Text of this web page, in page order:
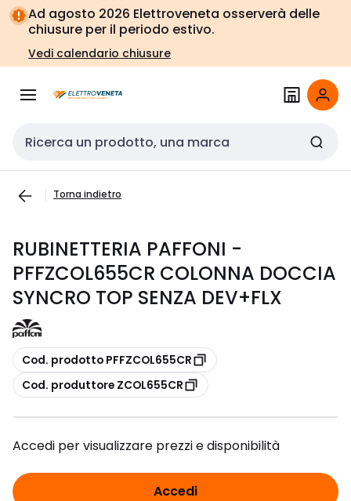
Vai alla
navigazione
Vai
alla
pagina
Ad agosto 2026 Elettroveneta osserverà delle
chiusure per il periodo estivo.
Vedi calendario chiusure
Cerca input
Torna indietro
RUBINETTERIA PAFFONI -
PFFZCOL655CR COLONNA DOCCIA
SYNCRO TOP SENZA DEV+FLX
copia
Cod. prodotto PFFZCOL655CR
copia
Cod. produttore ZCOL655CR
Accedi per visualizzare prezzi e disponibilità
Accedi